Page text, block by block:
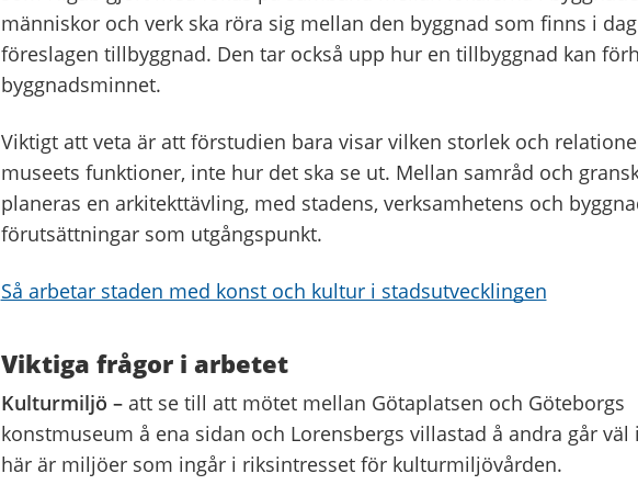
människor och verk ska röra sig mellan den byggnad som finns i
föreslagen tillbyggnad. Den tar också upp hur en tillbyggnad kan
byggnadsminnet.
Viktigt att veta är att förstudien bara visar vilken storlek och
museets funktioner, inte hur det ska se ut. Mellan samråd och
planeras en arkitekttävling, med stadens, verksamhetens och
förutsättningar som utgångspunkt.
Så arbetar staden med konst och kultur i stadsutvecklingen
Viktiga frågor i arbetet
Kulturmiljö –att se till att mötet mellan Götaplatsen och Göteborgs
konstmuseum å ena sidan och Lorensbergs villastad å andra går väl
här är miljöer som ingår i riksintresset för kulturmiljövården.